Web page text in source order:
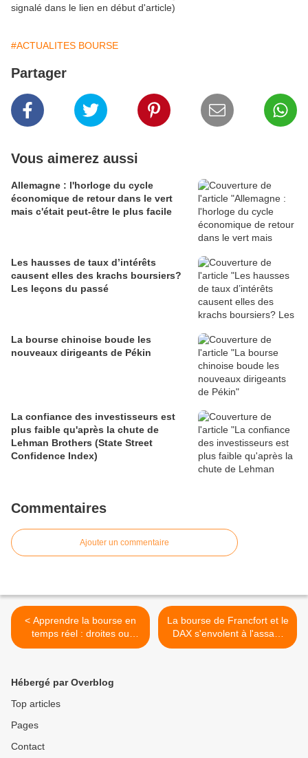
signalé dans le lien en début d'article)
#ACTUALITES BOURSE
Partager
Vous aimerez aussi
Allemagne : l'horloge du cycle
économique de retour dans le vert
mais c'était peut-être le plus facile
Les hausses de taux d’intérêts
causent elles des krachs boursiers?
Les leçons du passé
La bourse chinoise boude les
nouveaux dirigeants de Pékin
La confiance des investisseurs est
plus faible qu'après la chute de
Lehman Brothers (State Street
Confidence Index)
Commentaires
Ajouter un commentaire
< Apprendre la bourse en
temps réel : droites ou
courbes de résistance et
La bourse de Francfort et le
DAX s'envolent à l'assaut
des 8000 >
Hébergé par Overblog
Top articles
Pages
Contact